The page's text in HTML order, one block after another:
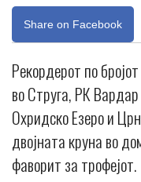
Share on Facebook
Рекордерот по
во Струга, РК
Охридско Езеро и
двојната круна во
фаворит за трофејот.